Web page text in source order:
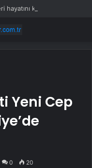
hayatını kaybetti
Yeni Cep
0 20